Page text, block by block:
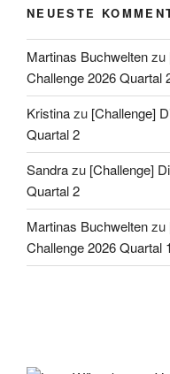
NEUESTE
Martinas Buchweltenzu
Challenge 2026 Quartal
Kristinazu [Challenge]
Quartal 2
Sandrazu [Challenge]
Quartal 2
Martinas Buchweltenzu
Challenge 2026 Quartal 1